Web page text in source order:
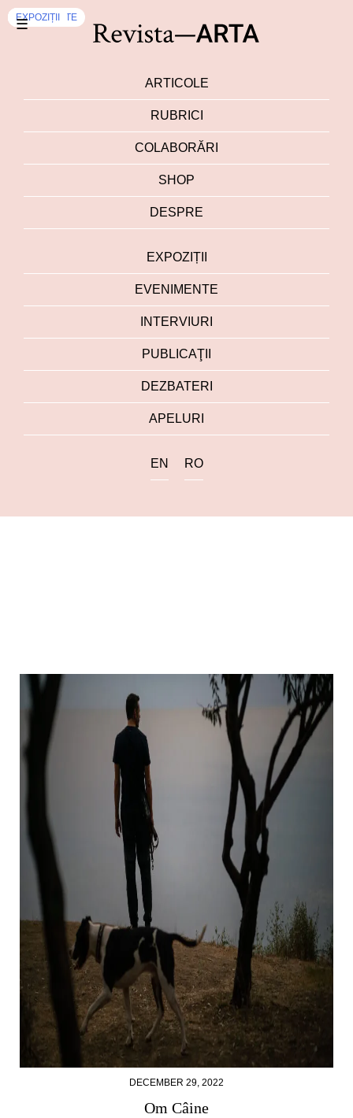
☰
ARTICOLE
RUBRICI
COLABORĂRI
SHOP
DESPRE
EXPOZIȚII
EVENIMENTE
INTERVIURI
PUBLICAŢII
DEZBATERI
APELURI
EN RO
EVENIMENTE
DECEMBER 29, 2022
Om Câine
EXPOZIȚII
EXPOZIȚII
EXPOZIȚII
EXPOZIȚII
EXPOZIȚII